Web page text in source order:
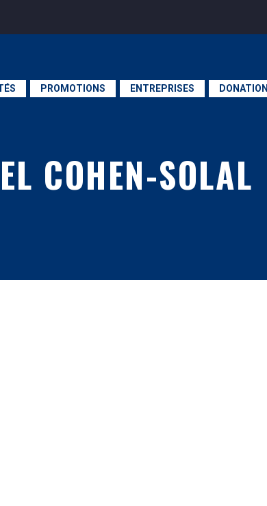
PROMOTIONS ENTREPRISES DONATION
COHEN-SOLAL